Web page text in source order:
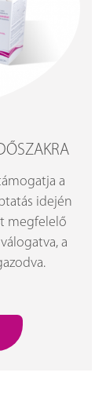
a
idején
megfelelő
a